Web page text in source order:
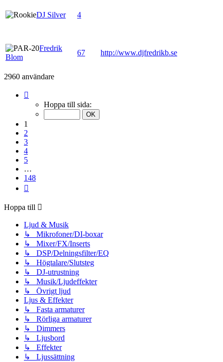
DJ Silver 4
Fredrik
Blom
67 http://www.djfredrikb.se
2960 användare
Hoppa till sida:
1
2
3
4
5
…
148
Hoppa till
Ljud & Musik
↳ Mikrofoner/DI-boxar
↳ Mixer/FX/Inserts
↳ DSP/Delningsfilter/EQ
↳ Högtalare/Slutsteg
↳ DJ-utrustning
↳ Musik/Ljudeffekter
↳ Övrigt ljud
Ljus & Effekter
↳ Fasta armaturer
↳ Rörliga armaturer
↳ Dimmers
↳ Ljusbord
↳ Effekter
↳ Ljussättning